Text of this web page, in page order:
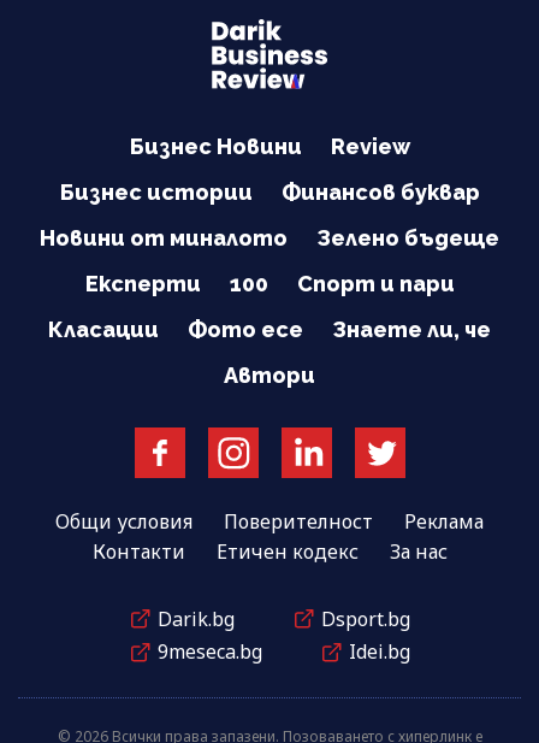
Бизнес Новини
Review
Бизнес истории
Финансов буквар
Новини от миналото
Зелено бъдеще
Експерти
100
Спорт и пари
Класации
Фото есе
Знаете ли, че
Автори
Общи условия Поверителност
Реклама
Контакти
Етичен кодекс За нас
Darik.bg
Dsport.bg
9meseca.bg
Idei.bg
© 2026 Всички права запазени. Позоваването с хиперлинк е